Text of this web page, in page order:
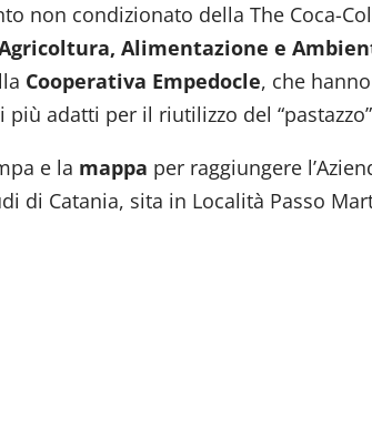
non condizionato della The Coca-
Alimentazione e
Cooperativa Empedocle, che
adatti per il riutilizzo del
e la mappa per raggiungere
di Catania, sita in Località Passo